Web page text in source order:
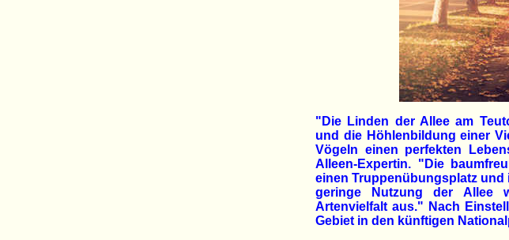
"Die Linden der Allee am
und die Höhlenbildung einer
Vögeln einen perfekten
Alleen-Expertin. "Die
einen Truppenübungsplatz und
geringe Nutzung der Allee
Artenvielfalt aus." Nach
Gebiet in den künftigen